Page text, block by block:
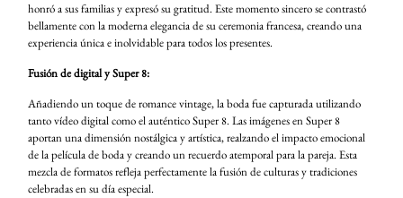
honró a sus familias y expresó su gratitud. Este momento sincero se contrastó
bellamente con la moderna elegancia de su ceremonia francesa, creando una
experiencia única e inolvidable para todos los presentes.
Fusión de digital y Super 8:
Añadiendo un toque de romance vintage, la boda fue capturada utilizando
tanto vídeo digital como el auténtico Super 8. Las imágenes en Super 8
aportan una dimensión nostálgica y artística, realzando el impacto emocional
de la película de boda y creando un recuerdo atemporal para la pareja. Esta
mezcla de formatos refleja perfectamente la fusión de culturas y tradiciones
celebradas en su día especial.